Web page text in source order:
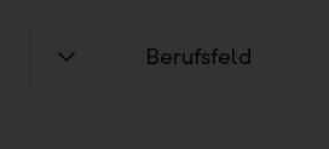
Berufsfeld